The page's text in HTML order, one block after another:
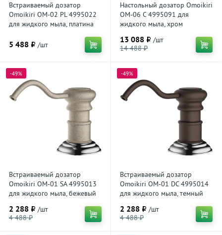
Встраиваемый дозатор
Omoikiri OM-02 PL 4995022
для жидкого мыла, платина
5 488 ₽ /шт
Настольный дозатор Omoikiri
OM-06 C 4995091 для
жидкого мыла, хром
13 088 ₽ /шт
14 488 ₽
-49%
Встраиваемый дозатор
Omoikiri OM-01 SA 4995013
для жидкого мыла, бежевый
2 288 ₽ /шт
4 488 ₽
-49%
Встраиваемый дозатор
Omoikiri OM-01 DC 4995014
для жидкого мыла, темный
2 288 ₽ /шт
4 488 ₽